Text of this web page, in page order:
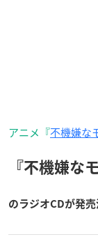
アニメ『不機嫌な
『不機嫌な
のラジオCDが発売